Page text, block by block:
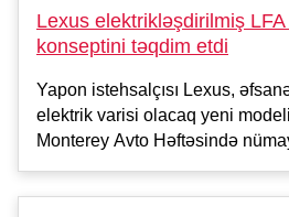
Lexus elektrikləşdirilmiş
konseptini təqdim etdi
Yapon istehsalçısı Lexus,
elektrik varisi olacaq yeni
Monterey Avto Həftəsində